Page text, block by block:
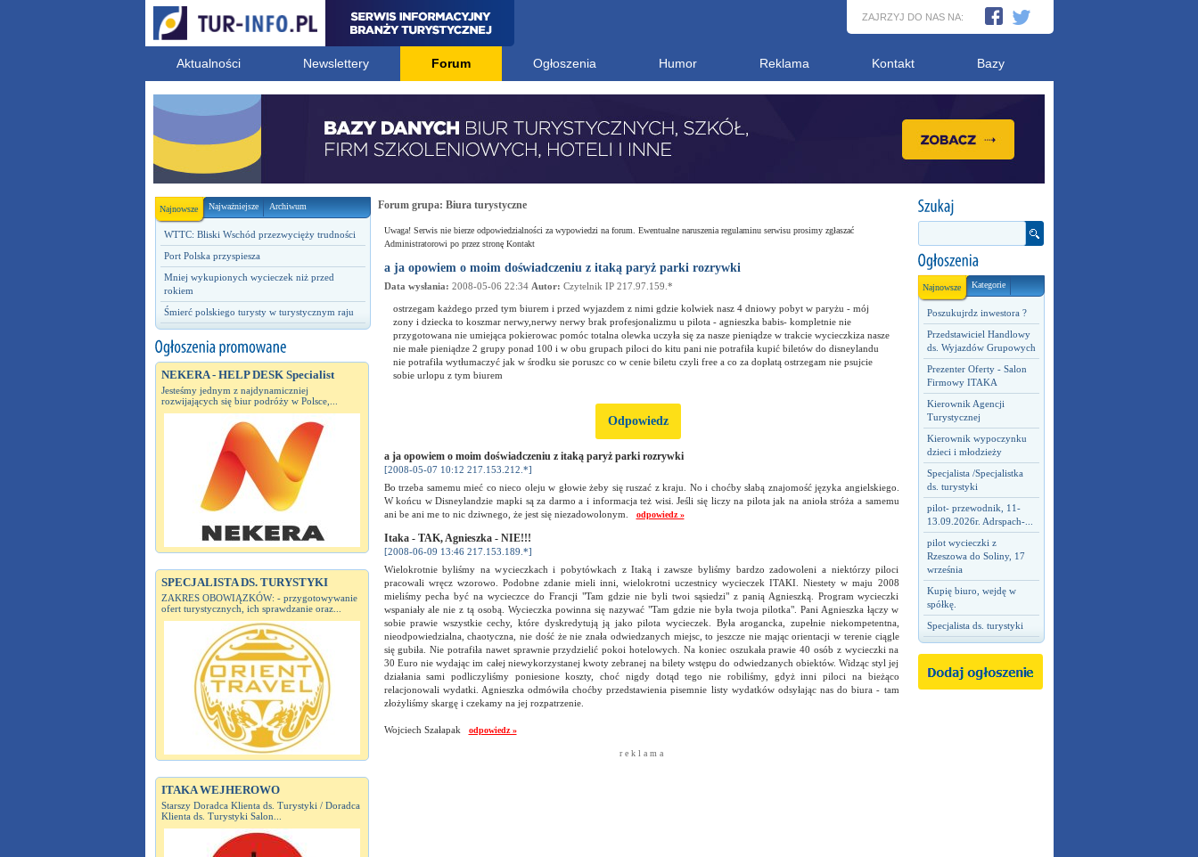
ZAJRZYJ DO NAS NA:
Aktualności Newslettery Forum Ogłoszenia Humor Reklama Kontakt Bazy
Najnowsze Najważniejsze Archiwum
WTTC: Bliski Wschód przezwycięży trudności
Port Polska przyspiesza
Mniej wykupionych wycieczek niż przed
rokiem
Śmierć polskiego turysty w turystycznym raju
NEKERA - HELP DESK Specialist
Jesteśmy jednym z najdynamiczniej
rozwijających się biur podróży w Polsce,...
SPECJALISTA DS. TURYSTYKI
ZAKRES OBOWIĄZKÓW: - przygotowywanie
ofert turystycznych, ich sprawdzanie oraz...
ITAKA WEJHEROWO
Starszy Doradca Klienta ds. Turystyki / Doradca
Klienta ds. Turystyki Salon...
Najnowsze Kategorie
Poszukujrdz inwestora ?
Przedstawiciel Handlowy
ds. Wyjazdów Grupowych
Prezenter Oferty - Salon
Firmowy ITAKA
Kierownik Agencji
Turystycznej
Kierownik wypoczynku
dzieci i młodzieży
Specjalista /Specjalistka
ds. turystyki
pilot- przewodnik, 11-
13.09.2026r. Adrspach-...
pilot wycieczki z
Rzeszowa do Soliny, 17
września
Kupię biuro, wejdę w
spółkę.
Specjalista ds. turystyki
Forum grupa: Biura turystyczne
Uwaga! Serwis nie bierze odpowiedzialności za wypowiedzi na forum. Ewentualne naruszenia regulaminu serwisu prosimy zgłaszać
Administratorowi po przez stronę Kontakt
a ja opowiem o moim doświadczeniu z itaką paryż parki rozrywki
Data wysłania: 2008-05-06 22:34 Autor: Czytelnik IP 217.97.159.*
ostrzegam każdego przed tym biurem i przed wyjazdem z nimi gdzie kolwiek nasz 4 dniowy pobyt w paryżu - mój
zony i dziecka to koszmar nerwy,nerwy nerwy brak profesjonalizmu u pilota - agnieszka babis- kompletnie nie
przygotowana nie umiejąca pokierowac pomóc totalna olewka uczyła się za nasze pieniądze w trakcie wycieczkiza nasze
nie małe pieniądze 2 grupy ponad 100 i w obu grupach piloci do kitu pani nie potrafiła kupić biletów do disneylandu
nie potrafiła wytłumaczyć jak w środku sie poruszc co w cenie biletu czyli free a co za dopłatą ostrzegam nie psujcie
sobie urlopu z tym biurem
Odpowiedz
a ja opowiem o moim doświadczeniu z itaką paryż parki rozrywki
[2008-05-07 10:12 217.153.212.*]
Bo trzeba samemu mieć co nieco oleju w głowie żeby się ruszać z kraju. No i choćby słabą znajomość języka angielskiego.
W końcu w Disneylandzie mapki są za darmo a i informacja też wisi. Jeśli się liczy na pilota jak na anioła stróża a samemu
ani be ani me to nic dziwnego, że jest się niezadowolonym. odpowiedz »
Itaka - TAK, Agnieszka - NIE!!!
[2008-06-09 13:46 217.153.189.*]
Wielokrotnie byliśmy na wycieczkach i pobytówkach z Itaką i zawsze byliśmy bardzo zadowoleni a niektórzy piloci
pracowali wręcz wzorowo. Podobne zdanie mieli inni, wielokrotni uczestnicy wycieczek ITAKI. Niestety w maju 2008
mieliśmy pecha być na wycieczce do Francji "Tam gdzie nie byli twoi sąsiedzi" z panią Agnieszką. Program wycieczki
wspaniały ale nie z tą osobą. Wycieczka powinna się nazywać "Tam gdzie nie była twoja pilotka". Pani Agnieszka łączy w
sobie prawie wszystkie cechy, które dyskredytują ją jako pilota wycieczek. Była arogancka, zupełnie niekompetentna,
nieodpowiedzialna, chaotyczna, nie dość że nie znała odwiedzanych miejsc, to jeszcze nie mając orientacji w terenie ciągle
się gubiła. Nie potrafiła nawet sprawnie przydzielić pokoi hotelowych. Na koniec oszukała prawie 40 osób z wycieczki na
30 Euro nie wydając im całej niewykorzystanej kwoty zebranej na bilety wstępu do odwiedzanych obiektów. Widząc styl jej
działania sami podliczyliśmy poniesione koszty, choć nigdy dotąd tego nie robiliśmy, gdyż inni piloci na bieżąco
relacjonowali wydatki. Agnieszka odmówiła choćby przedstawienia pisemnie listy wydatków odsyłając nas do biura - tam
złożyliśmy skargę i czekamy na jej rozpatrzenie.
Wojciech Szałapak odpowiedz »
r e k l a m a